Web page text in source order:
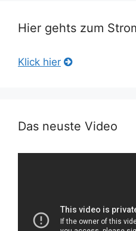
Hier gehts zum
Klick hier
Das neuste Video